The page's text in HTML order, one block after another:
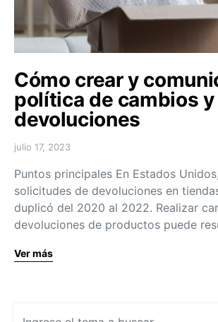
Cómo crear y
política de cambios y
devoluciones
julio 17, 2023
Puntos principales En Estados
solicitudes de devoluciones en
duplicó del 2020 al 2022. Realizar
devoluciones de productos puede
Ver más